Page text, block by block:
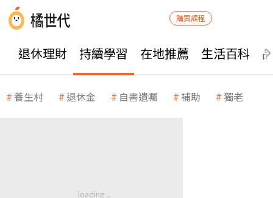
購買課程
退休理財 持續學習 在地推薦 生活百科
養生村 退休金 自書遺囑 補助 獨老